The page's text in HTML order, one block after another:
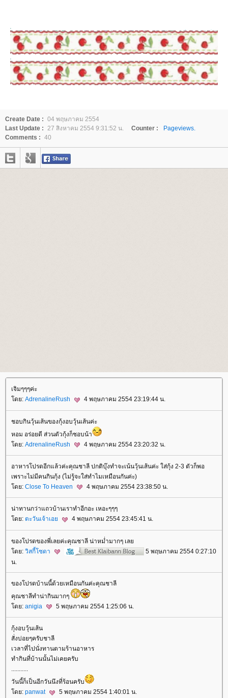
Create Date : 04 พฤษภาคม 2554
Last Update : 27 สิงหาคม 2554 9:31:52 น. Counter :
Pageviews.
Comments : 40
เจิมๆๆๆค่ะ
ดย: AdrenalineRush 4 พฤษภาคม 2554 23:19:44 น.
ชอบกินวุ้นเส้นของกุ้งอบวุ้นเส้นค่ะ
หอม อร่อยดี ส่วนตัวกุ้งก็ชอบน้า
ดย: AdrenalineRush 4 พฤษภาคม 2554 23:20:32 น.
อาหารโปรดอีกแล้วค่ะคุณชาลี ปกติบุ๊งทำจะเน้นวุ้นเส้นค่ะ ใส่กุ้ง 2-3 ตัวก็พอ
เพราะไม่มีคนกินกุ้ง (ไม่รู้จะใส่ทำไมเหมือนกันค่ะ)
ดย: Close To Heaven 4 พฤษภาคม 2554 23:38:50 น.
น่าทานกว่าแถวบ้านเราทำอีกอะ เหอะๆๆๆ
ดย: ตะวันเจ้าเอ 4 พฤษภาคม 2554 23:45:41 น.
ของโปรดของพี่เลยค่ะคุณชาลี น่าหม่ำมากๆ เล
ดย: วิสกี้โซดา
5 พฤษภาคม 2554 0:27:10
น.
ของโปรดบ้านนี้ด้วยเหมือนกันค่ะคุณชาลี
คุณชาลีทำน่ากินมากๆ
ดย: anigia 5 พฤษภาคม 2554 1:25:06 น.
กุ้งอบวุ้นเส้น
สั่งบ่อยๆครับชาลี
เวลาที่ไปนั่งทานตามร้านอาหาร
ทำกินที่บ้านนั้นไม่เคยครับ
...........
วันนี้ก็เป็นอีกวันนึงที่ร้อนครับ
ดย: panwat 5 พฤษภาคม 2554 1:40:01 น.